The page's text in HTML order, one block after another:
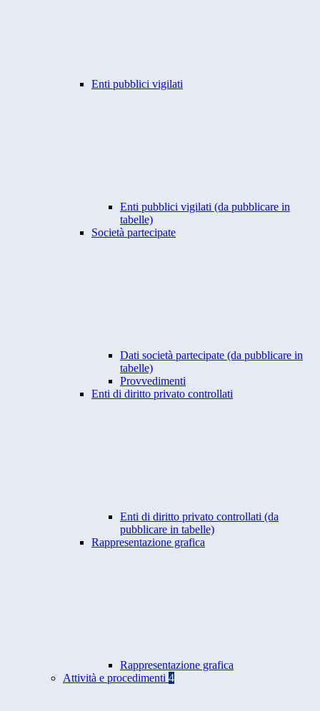
Enti pubblici vigilati
Enti pubblici vigilati (da pubblicare in
tabelle)
Società partecipate
Dati società partecipate (da pubblicare in
tabelle)
Provvedimenti
Enti di diritto privato controllati
Enti di diritto privato controllati (da
pubblicare in tabelle)
Rappresentazione grafica
Rappresentazione grafica
Attività e procedimenti 4